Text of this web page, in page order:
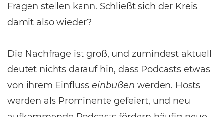
Fragen stellen kann. Schließt sich der Kreis
damit also wieder?
Die Nachfrage ist groß, und zumindest aktuell
deutet nichts darauf hin, dass Podcasts etwas
von ihrem Einfluss einbüßen werden. Hosts
werden als Prominente gefeiert, und neu